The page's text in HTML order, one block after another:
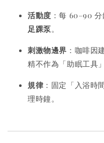
活動度 ：每 60–90
足踝泵。
刺激物邊界 ：咖啡因
精不作為「助眠工具」
規律 ：固定「入浴時
理時鐘。